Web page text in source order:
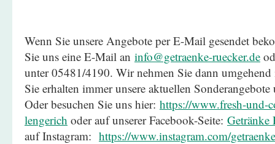
Wenn Sie unsere Angebote per E-Mail gesendet
Sie uns eine E-Mail an info@getraenke-ruecker.de
unter 05481/4190. Wir nehmen Sie dann
Sie erhalten immer unsere aktuellen
Oder besuchen Sie uns hier: https://www.fresh-und-
lengerich oder auf unserer Facebook-Seite: Getränke
auf Instagram: https://www.instagram.com/